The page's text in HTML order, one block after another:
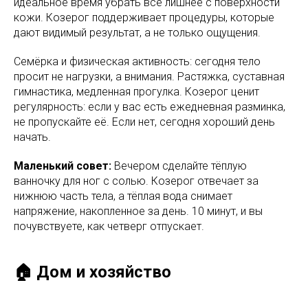
кожи. Козерог поддерживает процедуры, которые
дают видимый результат, а не только ощущения.
Семёрка и физическая активность: сегодня тело
просит не нагрузки, а внимания. Растяжка, суставная
гимнастика, медленная прогулка. Козерог ценит
регулярность: если у вас есть ежедневная разминка,
не пропускайте её. Если нет, сегодня хороший день
начать.
Маленький совет: Вечером сделайте тёплую
ванночку для ног с солью. Козерог отвечает за
нижнюю часть тела, а тёплая вода снимает
напряжение, накопленное за день. 10 минут, и вы
почувствуете, как четверг отпускает.
🏠 Дом и хозяйство